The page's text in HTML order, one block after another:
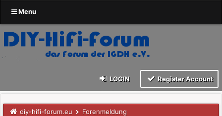
Menu
LOGIN Register Account
diy-hifi-forum.eu Forenmeldung